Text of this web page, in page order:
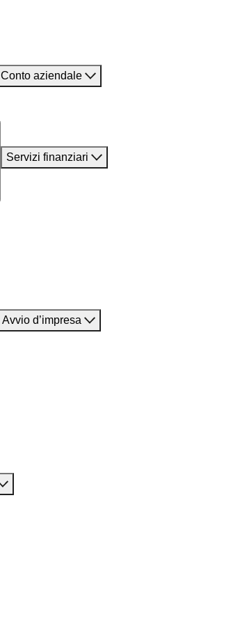
Conto aziendale
Servizi finanziari
Avvio d’impresa